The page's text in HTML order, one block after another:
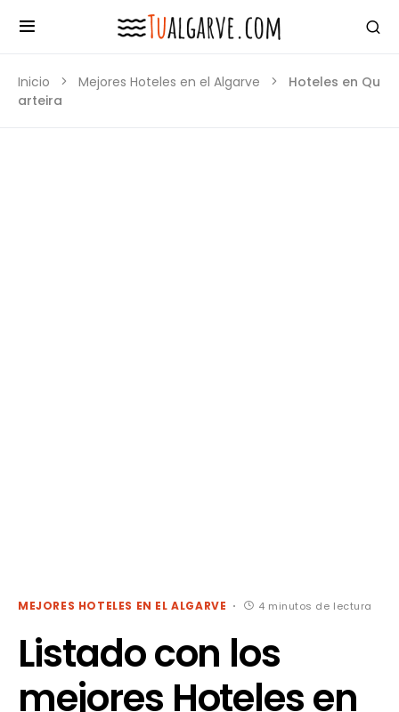
Inicio Mejores Hoteles en el Algarve
Hoteles en Qu
arteira
MEJORES HOTELES EN EL ALGARVE 4 minutos de lectura
Listado con los
mejores Hoteles en